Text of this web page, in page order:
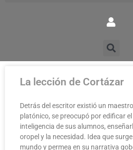
La lección de Cortázar
Detrás del escritor existió un
platónico, se preocupó por edificar
inteligencia de sus alumnos,
oropel y la necesidad. Idea que
mundo y permea en su narrativa